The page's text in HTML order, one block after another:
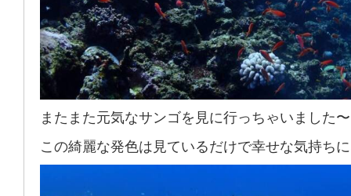
またまた元気なサンゴを見に行っちゃいました
この綺麗な発色は見ているだけで幸せな気持ち